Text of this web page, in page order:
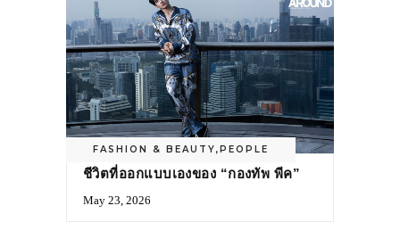
FASHION & BEAUTY, PEOPLE
ชีวิตที่ออกแบบเองของ “กองทัพ พีค”
May 23, 2026